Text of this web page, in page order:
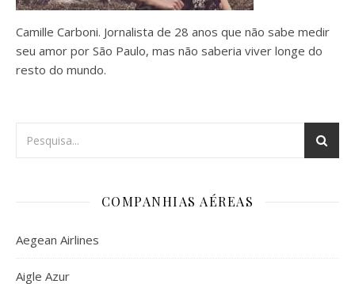
Camille Carboni. Jornalista de 28 anos que não sabe medir
seu amor por São Paulo, mas não saberia viver longe do
resto do mundo.
COMPANHIAS AÉREAS
Aegean Airlines
Aigle Azur